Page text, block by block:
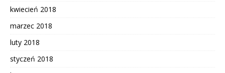
kwiecień 2018
marzec 2018
luty 2018
styczeń 2018